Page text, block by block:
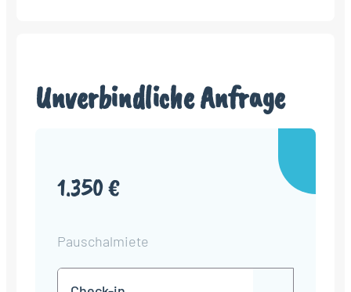
Unverbindliche Anfrage
1.350 €
Pauschalmiete